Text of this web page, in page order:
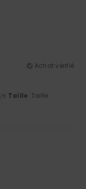
Achat vérifié
/5 Taille: Taille